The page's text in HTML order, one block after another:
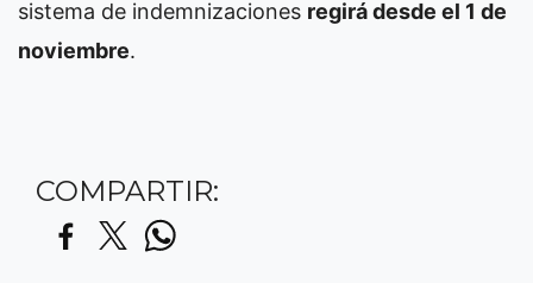
sistema de indemnizaciones regirá desde el 1 de
noviembre.
COMPARTIR: